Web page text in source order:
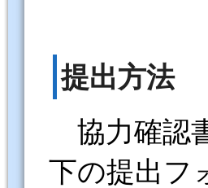
提出方法
協力確認
下の提出フ